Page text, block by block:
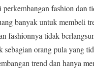
fashion dan
banyak untuk membeli
fashionnya tidak
sebagian orang pula yang
trend dan hanya